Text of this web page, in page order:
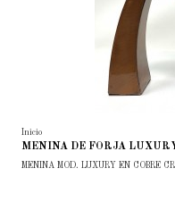
Inicio
MENINA DE FORJA
MENINA MOD. LUXURY EN COBRE